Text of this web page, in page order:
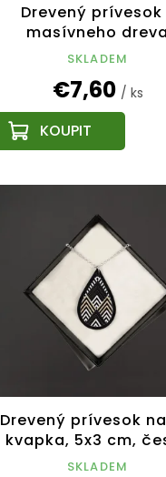
Drevený prívesok
masívneho dreva
kosoštvorca 6 cm,
SKLADEM
€7,60 / ks
Drevený prívesok
kvapka, 5x3 cm,
výrobok
SKLADEM